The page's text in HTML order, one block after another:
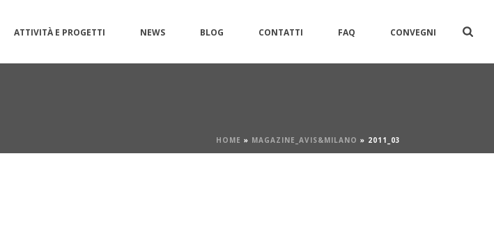
ATTIVITÀ E PROGETTI NEWS BLOG CONTATTI FAQ CONVEGNI
HOME » MAGAZINE_AVIS&MILANO » 2011_03